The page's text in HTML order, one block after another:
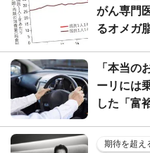
がん専門
るオメガ
「本当の
ーリには
した「富
期待を超え